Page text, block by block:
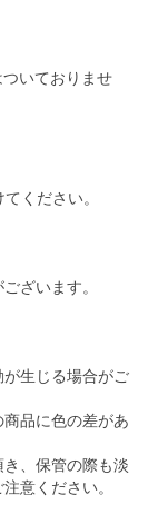
いておりませ
ください。
ざいます。
が生じる場合がご
品に色の差があ
、保管の際も淡
意ください。